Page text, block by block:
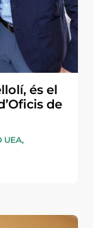
és el
de
UEA,